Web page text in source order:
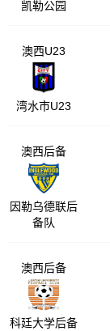
凯勒公园
澳西U23
湾水市U23
澳西后备
因勒乌德联后
备队
澳西后备
科廷大学后备